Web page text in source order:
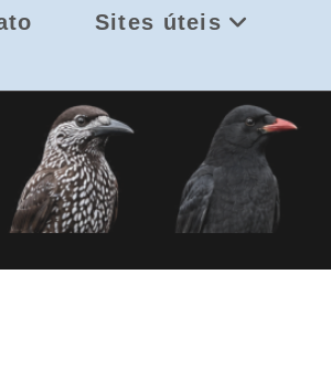
Sites úteis